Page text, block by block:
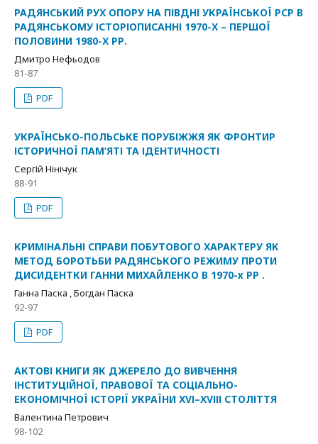
РАДЯНСЬКИЙ РУХ ОПОРУ НА ПІВДНІ УКРАЇНСЬКОЇ РСР В
РАДЯНСЬКОМУ ІСТОРІОПИСАННІ 1970-Х – ПЕРШОЇ
ПОЛОВИНИ 1980-Х РР.
Дмитро Нефьодов
81-87
PDF
УКРАЇНСЬКО-ПОЛЬСЬКЕ ПОРУБІЖЖЯ ЯК ФРОНТИР
ІСТОРИЧНОЇ ПАМ’ЯТІ ТА ІДЕНТИЧНОСТІ
Сергій Нінічук
88-91
PDF
КРИМІНАЛЬНІ СПРАВИ ПОБУТОВОГО ХАРАКТЕРУ ЯК
МЕТОД БОРОТЬБИ РАДЯНСЬКОГО РЕЖИМУ ПРОТИ
ДИСИДЕНТКИ ГАННИ МИХАЙЛЕНКО В 1970-х РР .
Ганна Паска , Богдан Паска
92-97
PDF
АКТОВІ КНИГИ ЯК ДЖЕРЕЛО ДО ВИВЧЕННЯ
ІНСТИТУЦІЙНОЇ, ПРАВОВОЇ ТА СОЦІАЛЬНО-
ЕКОНОМІЧНОЇ ІСТОРІЇ УКРАЇНИ ХVІ–ХVІІІ СТОЛІТТЯ
Валентина Петрович
98-102